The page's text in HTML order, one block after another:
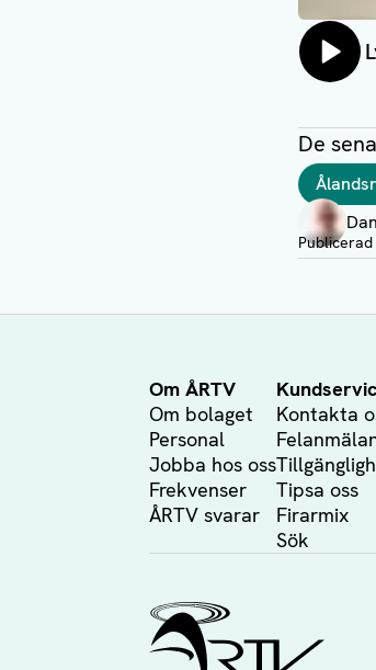
De
Taggar
Författare
Visa profil
Publicerad
Om ÅRTV
Om bolaget
Personal
Jobba hos oss
Frekvenser
ÅRTV svarar
Kontakta
Tipsa oss
Firarmix
Sök
Ålands Radio & TV